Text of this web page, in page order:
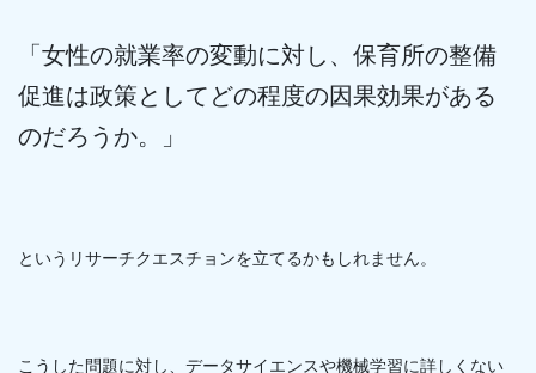
「女性の就業率の変動に対し、保育所の整備
促進は政策としてどの程度の因果効果がある
のだろうか。」
というリサーチクエスチョンを立てるかもしれません。
こうした問題に対し、データサイエンスや機械学習に詳しくない